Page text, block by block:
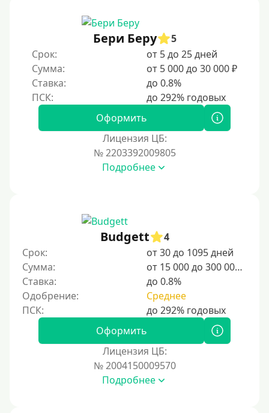
Бери Беру
5
Срок:
от 5 до 25 дней
Сумма:
от 5 000 до 30 000 ₽
Ставка:
до 0.8%
Оформить
Лицензия ЦБ:
№ 2203392009805
Подробнее
Budgett
4
Срок:
от 30 до 1095 дней
Сумма:
от 15 000 до 300 000 ₽
Ставка:
до 0.8%
Одобрение:
Среднее
Оформить
Лицензия ЦБ:
№ 2004150009570
Подробнее